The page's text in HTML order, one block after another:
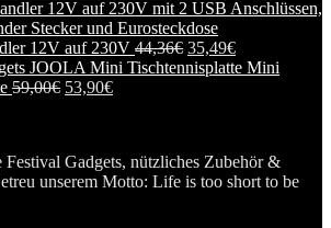
12V auf 230V 44,36€ 35,49€
Mini
59,00€ 53,90€
Gadgets, nützliches Zubehör &
unserem Motto: Life is too short to be